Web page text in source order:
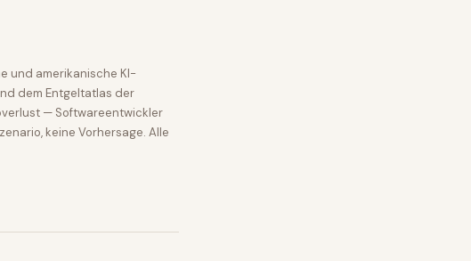
und amerikanische KI-
dem Entgeltatlas der
— Softwareentwickler
keine Vorhersage. Alle